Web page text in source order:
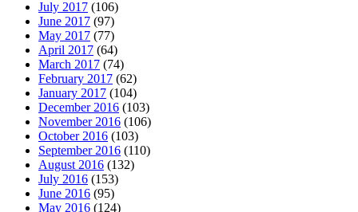
July 2017 (106)
June 2017 (97)
May 2017 (77)
April 2017 (64)
March 2017 (74)
February 2017 (62)
January 2017 (104)
December 2016 (103)
November 2016 (106)
October 2016 (103)
September 2016 (110)
August 2016 (132)
July 2016 (153)
June 2016 (95)
May 2016 (124)